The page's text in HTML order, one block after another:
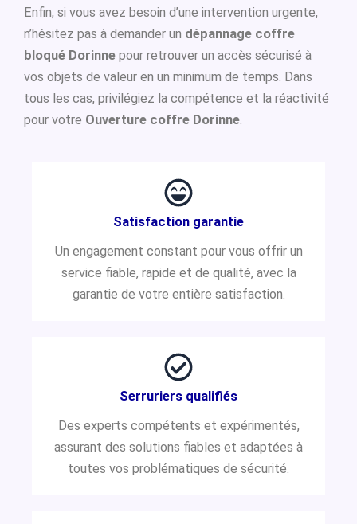
Enfin, si vous avez besoin d’une intervention urgente,
n’hésitez pas à demander un dépannage coffre
bloqué Dorinne pour retrouver un accès sécurisé à
vos objets de valeur en un minimum de temps. Dans
tous les cas, privilégiez la compétence et la réactivité
pour votre Ouverture coffre Dorinne.
Satisfaction garantie
Un engagement constant pour vous offrir un
service fiable, rapide et de qualité, avec la
garantie de votre entière satisfaction.
Serruriers qualifiés
Des experts compétents et expérimentés,
assurant des solutions fiables et adaptées à
toutes vos problématiques de sécurité.